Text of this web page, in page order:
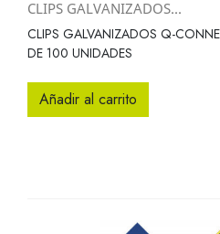
 Vista
CLIPS GALVANIZADOS...
CLIPS GALVANIZADOS Q-
DE 100 UNIDADES
Añadir al carrito